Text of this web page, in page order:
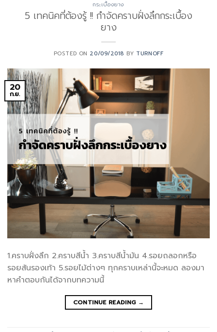
กระเบื้องยาง
5 เทคนิคที่ต้องรู้ !! กำจัดคราบฝั่งลึกกระเบื้อง
ยาง
POSTED ON 20/09/2018 BY TURNOFF
20
ก.ย.
1.คราบฝั่งลึก 2.คราบสีน้ำ 3.คราบสีน้ำมัน 4.รอยถลอกหรือ
รอยส้นรองเท้า 5.รอยไม้ต่างๆ ทุกคราบเหล่านี้จะหมด ลองมา
หาคำตอบกันได้จากบทความนี้
CONTINUE READING →